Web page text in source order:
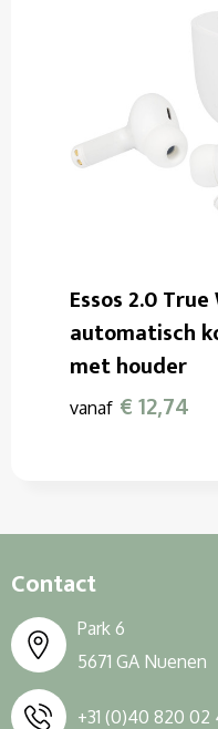
Essos 2.0
automatisch
met houder
vanaf € 12,74
Contact
Park 6
5671 GA Nuenen
+31 (0)40 820 02